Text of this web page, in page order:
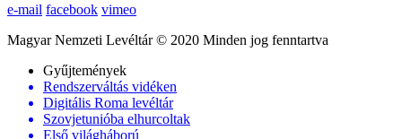
e-mail facebook vimeo
Magyar Nemzeti Levéltár © 2020 Minden jog fenntartva
Gyűjtemények
Rendszerváltás vidéken
Digitális Roma levéltár
Szovjetunióba elhurcoltak
Első világháború